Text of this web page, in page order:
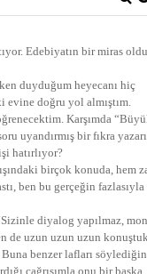
Edebiyatın bir miras
duyduğum heyecanı hiç
evine doğru yol almıştım.
Karşımda
uyandırmış bir fıkra
hatırlıyor?
birçok konuda, hem
ben bu gerçeğin fazlasıyla
diyalog yapılmaz,
de uzun uzun uzun
benzer lafları
çağrışımla onu bir başka